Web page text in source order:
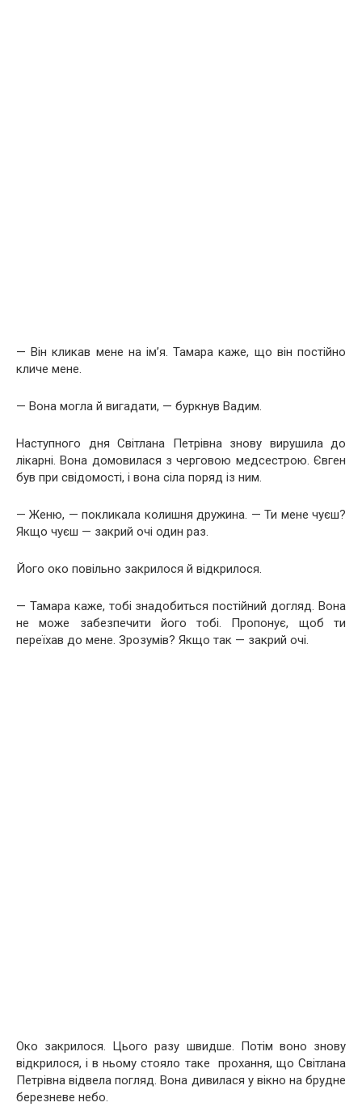
— Він кликав мене на ім’я. Тамара каже, що він постійно
кличе мене.
— Вона могла й вигадати, — буркнув Вадим.
Наступного дня Світлана Петрівна знову вирушила до
лікарні. Вона домовилася з черговою медсестрою. Євген
був при свідомості, і вона сіла поряд із ним.
— Женю, — покликала колишня дружина. — Ти мене чуєш?
Якщо чуєш — закрий очі один раз.
Його око повільно закрилося й відкрилося.
— Тамара каже, тобі знадобиться постійний догляд. Вона
не може забезпечити його тобі. Пропонує, щоб ти
переїхав до мене. Зрозумів? Якщо так — закрий очі.
Око закрилося. Цього разу швидше. Потім воно знову
відкрилося, і в ньому стояло таке прохання, що Світлана
Петрівна відвела погляд. Вона дивилася у вікно на брудне
березневе небо.